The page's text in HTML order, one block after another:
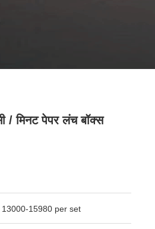
/ मिनट पेपर लंच बॉक्स
FOB USD 13000-15980 per set